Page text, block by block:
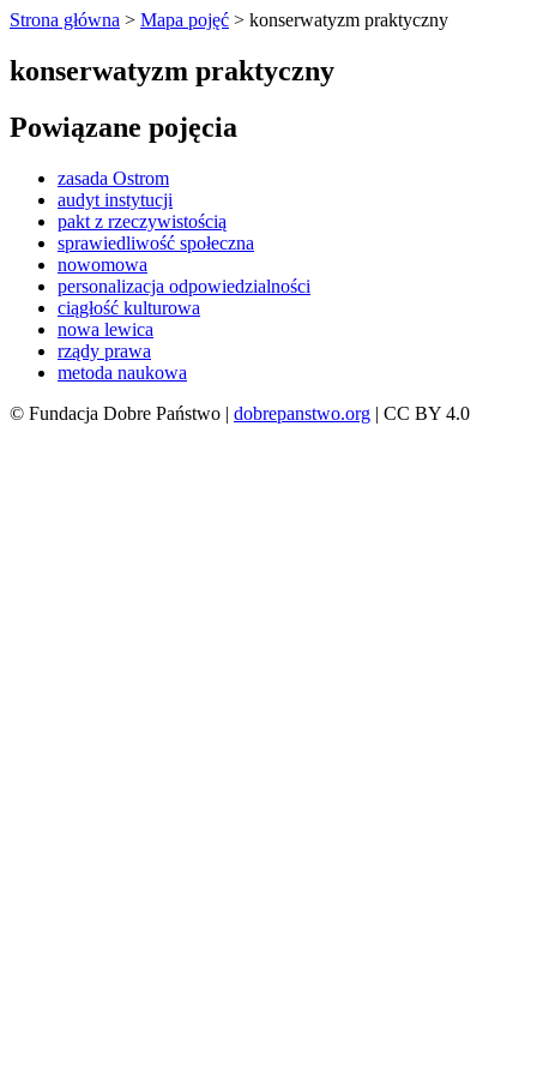
Strona główna > Mapa pojęć > konserwatyzm praktyczny
konserwatyzm praktyczny
Powiązane pojęcia
zasada Ostrom
audyt instytucji
pakt z rzeczywistością
sprawiedliwość społeczna
nowomowa
personalizacja odpowiedzialności
ciągłość kulturowa
nowa lewica
rządy prawa
metoda naukowa
© Fundacja Dobre Państwo | dobrepanstwo.org | CC BY 4.0